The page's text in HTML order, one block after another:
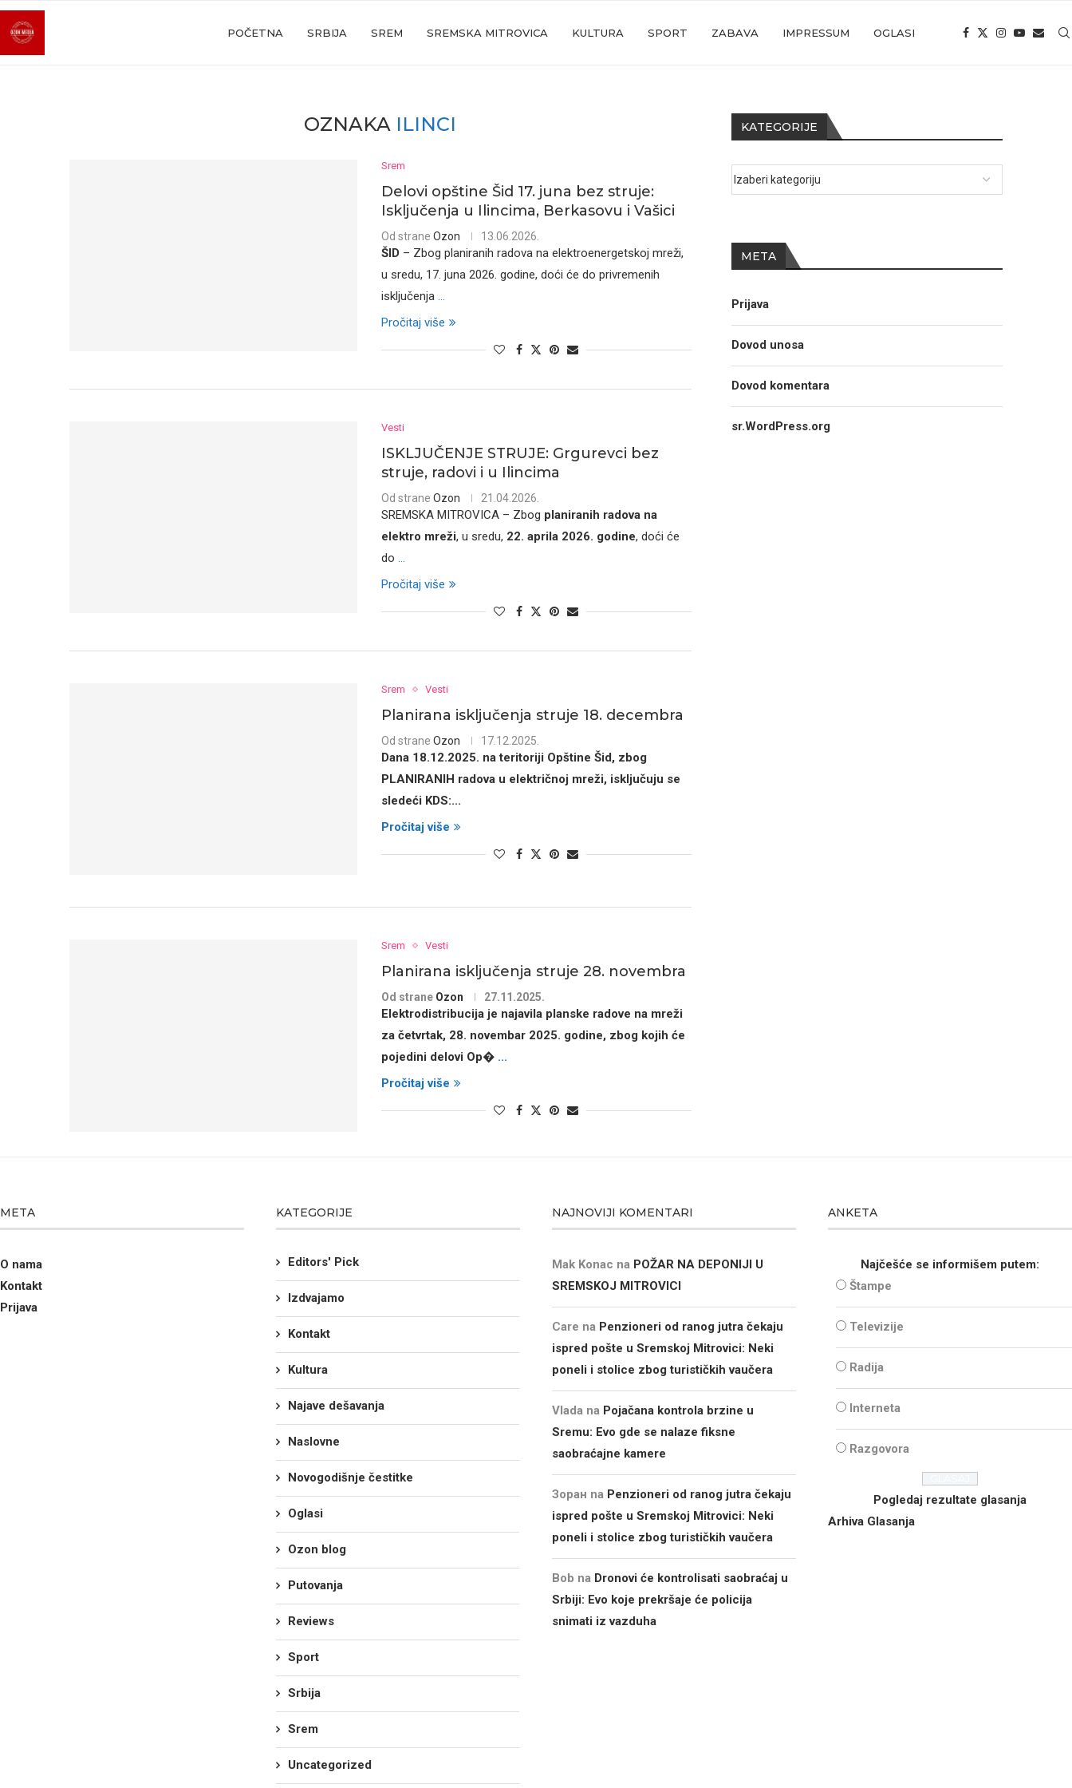
POČETNA SRBIJA SREM SREMSKA MITROVICA KULTURA SPORT ZABAVA IMPRESSUM OGLASI
OZNAKA ILINCI
Srem
Delovi opštine Šid 17. juna bez struje:
Isključenja u Ilincima, Berkasovu i Vašici
Od strane Ozon 13.06.2026.
ŠID – Zbog planiranih radova na elektroenergetskoj mreži,
u sredu, 17. juna 2026. godine, doći će do privremenih
isključenja ...
Pročitaj više
Vesti
ISKLJUČENJE STRUJE: Grgurevci bez
struje, radovi i u Ilincima
Od strane Ozon 21.04.2026.
SREMSKA MITROVICA – Zbog planiranih radova na
elektro mreži, u sredu, 22. aprila 2026. godine, doći će
do ...
Pročitaj više
Srem Vesti
Planirana isključenja struje 18. decembra
Od strane Ozon 17.12.2025.
Dana 18.12.2025. na teritoriji Opštine Šid, zbog
PLANIRANIH radova u električnoj mreži, isključuju se
sledeći KDS:...
Pročitaj više
Srem Vesti
Planirana isključenja struje 28. novembra
Od strane Ozon 27.11.2025.
Elektrodistribucija je najavila planske radove na mreži
za četvrtak, 28. novembar 2025. godine, zbog kojih će
pojedini delovi Op� ...
Pročitaj više
KATEGORIJE
META
Prijava
Dovod unosa
Dovod komentara
sr.WordPress.org
META
O nama
Kontakt
Prijava
KATEGORIJE
Editors' Pick
Izdvajamo
Kontakt
Kultura
Najave dešavanja
Naslovne
Novogodišnje čestitke
Oglasi
Ozon blog
Putovanja
Reviews
Sport
Srbija
Srem
Uncategorized
NAJNOVIJI KOMENTARI
Mak Konac na POŽAR NA DEPONIJI U
SREMSKOJ MITROVICI
Care na Penzioneri od ranog jutra čekaju
ispred pošte u Sremskoj Mitrovici: Neki
poneli i stolice zbog turističkih vaučera
Vlada na Pojačana kontrola brzine u
Sremu: Evo gde se nalaze fiksne
saobraćajne kamere
Зоран na Penzioneri od ranog jutra čekaju
ispred pošte u Sremskoj Mitrovici: Neki
poneli i stolice zbog turističkih vaučera
Bob na Dronovi će kontrolisati saobraćaj u
Srbiji: Evo koje prekršaje će policija
snimati iz vazduha
ANKETA
Najčešće se informišem putem:
Štampe
Televizije
Radija
Interneta
Razgovora
Pogledaj rezultate glasanja
Arhiva Glasanja